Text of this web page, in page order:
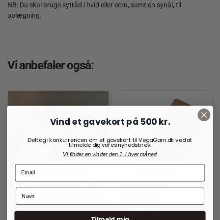
NB: Du skal bruge sytråd i hvid eller ecru, samt en synål, til
oplægning.
Vi anbefaler også:
Vind et gavekort på 500 kr.
Deltag i konkurrencen om et gavekort til VegaGarn.dk ved at
tilmelde dig vores nyhedsbrev.
Vi finder en vinder den 1. i hver måned